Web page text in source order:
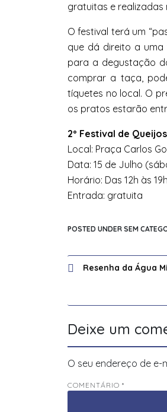
gratuitas e realizadas
O festival terá um
que dá direito a
para a degustação
comprar a taça,
tíquetes no local. O
os pratos estarão
2º Festival de
Local: Praça Carlos
Data: 15 de Julho
Horário: Das 12h às 19h
Entrada: gratuita
POSTED UNDER SEM
Navegação
Post
Resenha da Água
Deixe um
O seu endereço de e-
COMENTÁRIO *